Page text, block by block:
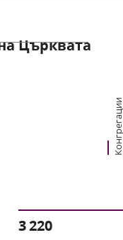
Църквата
Конгрегации
3 220